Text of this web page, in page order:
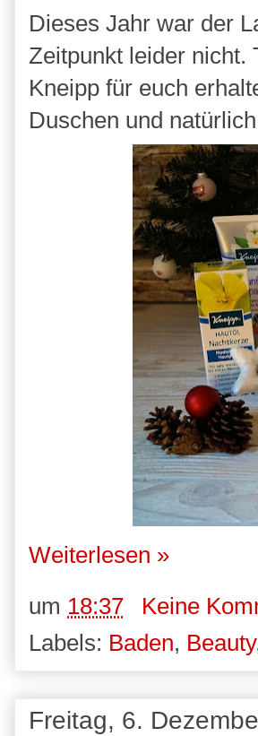
Dieses Jahr war der
Zeitpunkt leider nicht.
Kneipp für euch
Duschen und
Weiterlesen »
um 18:37
Keine
Labels: Baden, Beauty
Freitag, 6.